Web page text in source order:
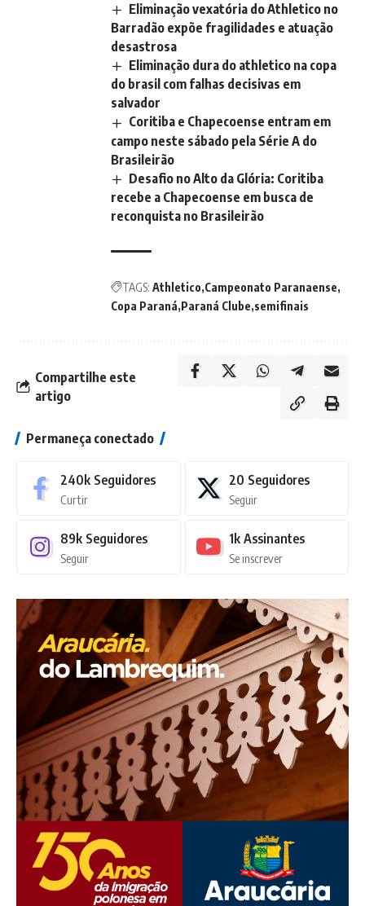
Eliminação vexatória do Athletico no
Barradão expõe fragilidades e atuação
desastrosa
Eliminação dura do athletico na copa
do brasil com falhas decisivas em
salvador
Coritiba e Chapecoense entram em
campo neste sábado pela Série A do
Brasileirão
Desafio no Alto da Glória: Coritiba
recebe a Chapecoense em busca de
reconquista no Brasileirão
TAGS: Athletico Campeonato Paranaense
Copa Paraná Paraná Clube semifinais
Compartilhe este
artigo
Permaneça conectado
240k Seguidores
Curtir
20 Seguidores
Seguir
89k Seguidores
Seguir
1k Assinantes
Se inscrever